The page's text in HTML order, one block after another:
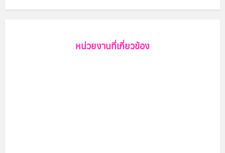
หน่วยงานที่เกี่ยวข้อง